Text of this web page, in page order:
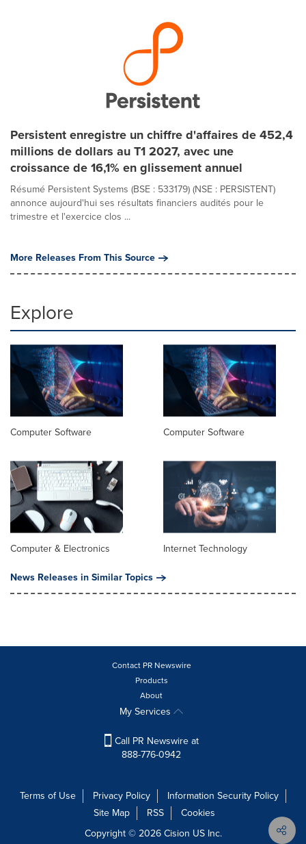
Persistent enregistre un chiffre d'affaires de 452,4
millions de dollars au T1 2027, avec une
croissance de 16,1% en glissement annuel
Résumé Persistent Systems (BSE : 533179) (NSE : PERSISTENT)
annonce aujourd'hui ses résultats financiers audités pour le
trimestre et l'exercice clos ...
More Releases From This Source
Explore
Computer Software Computer Software
Computer & Electronics
Internet Technology
News Releases in Similar Topics
Contact PR Newswire
Products
About
My Services
Call PR Newswire at
888-776-0942
Terms of Use Privacy Policy
Information Security Policy
Site Map
RSS
Cookies
Copyright © 2026Cision US Inc.